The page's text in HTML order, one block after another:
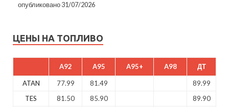
опубликовано 31/07/2026
ЦЕНЫ НА ТОПЛИВО
A92 A95 A95+ A98 ДТ
ATAN 77.99 81.49
89.99
TES
81.50 85.90
89.90